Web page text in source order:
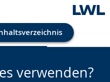
verwenden?